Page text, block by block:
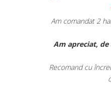
Am comandat 2
Am apreciat,
Recomand cu